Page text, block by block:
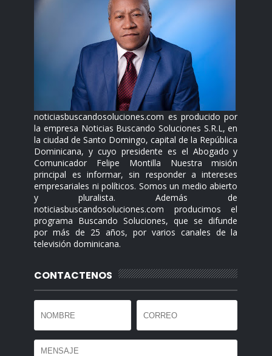
noticiasbuscandosoluciones.com es producido por
la empresa Noticias Buscando Soluciones S.R.L, en
la ciudad de Santo Domingo, capital de la República
Dominicana, y cuyo presidente es el Abogado y
Comunicador Felipe Montilla Nuestra misión
principal es informar, sin responder a intereses
empresariales ni políticos. Somos un medio abierto
y pluralista. Además de
noticiasbuscandosoluciones.com producimos el
programa Buscando Soluciones, que se difunde
por más de 25 años, por varios canales de la
televisión dominicana.
CONTACTENOS